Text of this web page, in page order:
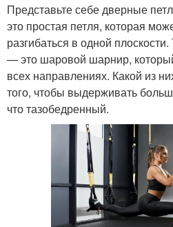
Представьте себе дверные
это простая петля, которая
разгибаться в одной
— это шаровой шарнир,
всех направлениях. Какой из
того, чтобы выдерживать
что тазобедренный.